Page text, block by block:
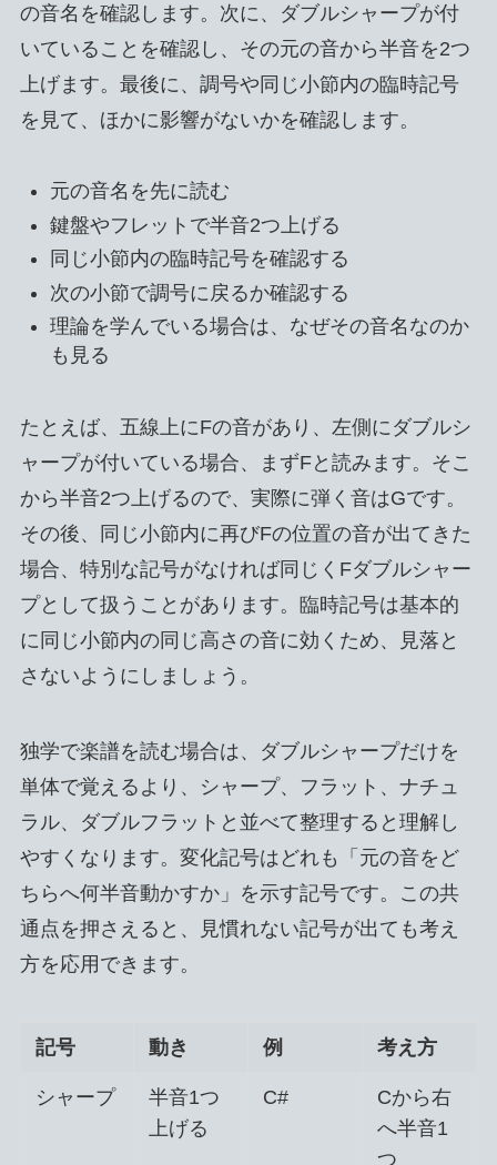
の音名を確認します。次に、ダブルシャープが付
いていることを確認し、その元の音から半音を2つ
上げます。最後に、調号や同じ小節内の臨時記号
を見て、ほかに影響がないかを確認します。
元の音名を先に読む
鍵盤やフレットで半音2つ上げる
同じ小節内の臨時記号を確認する
次の小節で調号に戻るか確認する
理論を学んでいる場合は、なぜその音名なのか
も見る
たとえば、五線上にFの音があり、左側にダブルシ
ャープが付いている場合、まずFと読みます。そこ
から半音2つ上げるので、実際に弾く音はGです。
その後、同じ小節内に再びFの位置の音が出てきた
場合、特別な記号がなければ同じくFダブルシャー
プとして扱うことがあります。臨時記号は基本的
に同じ小節内の同じ高さの音に効くため、見落と
さないようにしましょう。
独学で楽譜を読む場合は、ダブルシャープだけを
単体で覚えるより、シャープ、フラット、ナチュ
ラル、ダブルフラットと並べて整理すると理解し
やすくなります。変化記号はどれも「元の音をど
ちらへ何半音動かすか」を示す記号です。この共
通点を押さえると、見慣れない記号が出ても考え
方を応用できます。
記号 動き 例 考え方
シャープ
半音1つ
上げる
C#
Cから右
へ半音1
つ